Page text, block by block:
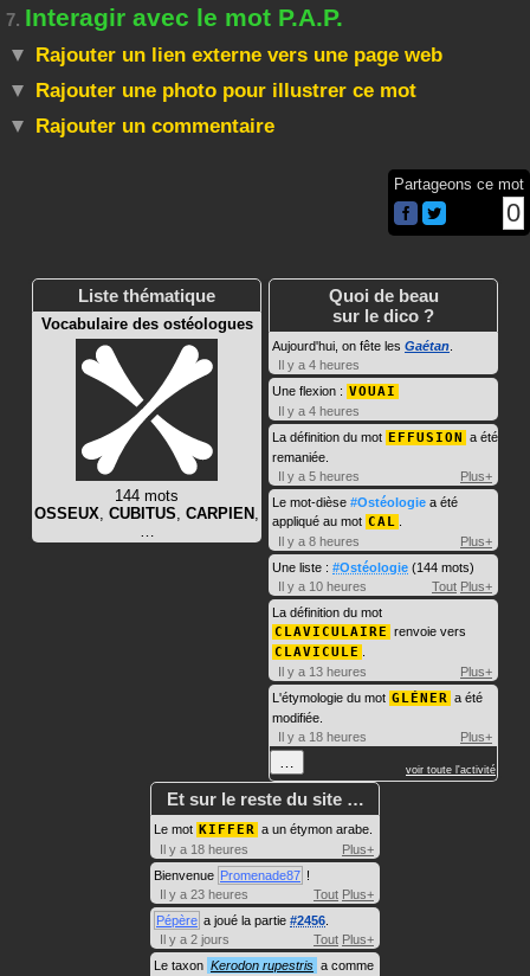
7. Interagir avec le mot P.A.P.
Rajouter un lien externe vers une page web
Rajouter une photo pour illustrer ce mot
Rajouter un commentaire
Partageons ce mot
0
Liste thématique
Vocabulaire des ostéologues
144 mots
OSSEUX, CUBITUS, CARPIEN ,
…
Quoi de beau
sur le dico ?
Aujourd'hui, on fête les Gaétan
Il y a 4 heures
Une flexion : VOUAI
Il y a 4 heures
La définition du mot EFFUSION a été
remaniée.
Il y a 5 heures
Plus+
Le mot-dièse #Ostéologie a été
appliqué au mot CAL
Il y a 8 heures
Plus+
Une liste : #Ostéologie (144 mots)
Il y a 10 heures
Tout Plus+
La définition du mot
CLAVICULAIRE renvoie vers
CLAVICULE
Il y a 13 heures
Plus+
L'étymologie du mot GLÉNER a été
modifiée.
Il y a 18 heures
Plus+
… voir toute l'activité
Et sur le reste du site …
Le mot KIFFER a un étymon arabe.
Il y a 18 heures
Plus+
Bienvenue Promenade87 !
Il y a 23 heures
Tout Plus+
Pépère a joué la partie #2456
Il y a 2 jours
Tout Plus+
Le taxon Kerodon rupestris a comme